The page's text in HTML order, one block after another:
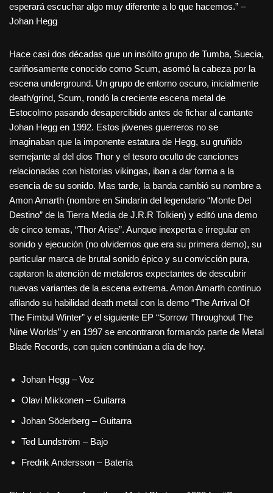
esperará escuchar algo muy diferente a lo que hacemos.” –
Johan Hegg
Hace casi dos décadas que un insólito grupo de Tumba, Suecia,
cariñosamente conocido como Scum, asomó la cabeza por la
escena underground. Un grupo de entorno oscuro, inicialmente
death/grind, Scum, rondó la creciente escena metal de
Estocolmo pasando desapercibido antes de fichar al cantante
Johan Hegg en 1992. Estos jóvenes guerreros no se
imaginaban que la imponente estatura de Hegg, su gruñido
semejante al del dios Thor y el tesoro oculto de canciones
relacionadas con historias vikingas, iban a dar forma a la
esencia de su sonido. Mas tarde, la banda cambió su nombre a
Amon Amarth (nombre en Sindarín del legendario “Monte Del
Destino” de la Tierra Media de J.R.R Tolkien) y editó una demo
de cinco temas, “Thor Arise”. Aunque inexperta e irregular en
sonido y ejecución (no olvidemos que era su primera demo), su
particular marca de brutal sonido épico y su convicción pura,
captaron la atención de metaleros expectantes de descubrir
nuevas variantes de la escena extrema. Amon Amarth continuo
afilando su habilidad death metal con la demo “The Arrival Of
The Fimbul Winter” y el siguiente EP “Sorrow Throughout The
Nine Worlds” y en 1997 se encontraron formando parte de Metal
Blade Records, con quien continúan a día de hoy.
Johan Hegg – Voz
Olavi Mikkonen – Guitarra
Johan Söderberg – Guitarra
Ted Lundström – Bajo
Fredrik Andersson – Batería